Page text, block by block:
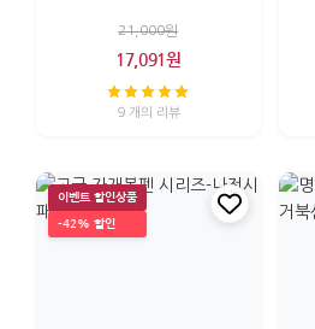
21,000원
17,091원
9 개의 리뷰
이벤트 할인상품
-42% 할인